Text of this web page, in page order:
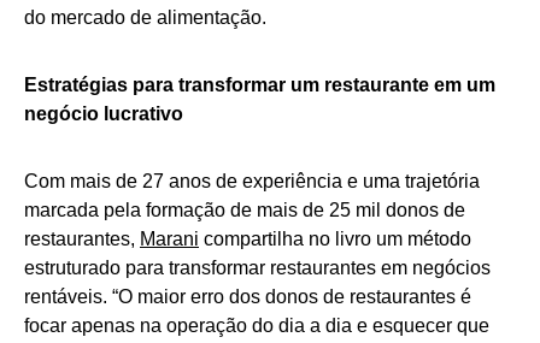
do mercado de alimentação.
Estratégias para transformar um restaurante em um
negócio lucrativo
Com mais de 27 anos de experiência e uma trajetória
marcada pela formação de mais de 25 mil donos de
restaurantes, Marani compartilha no livro um método
estruturado para transformar restaurantes em negócios
rentáveis. “O maior erro dos donos de restaurantes é
focar apenas na operação do dia a dia e esquecer que